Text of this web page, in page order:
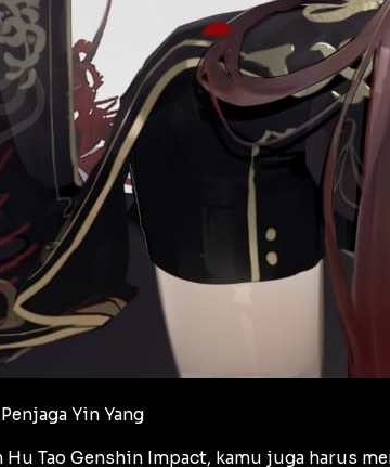
Yin Yang
Tao Genshin Impact, kamu juga harus